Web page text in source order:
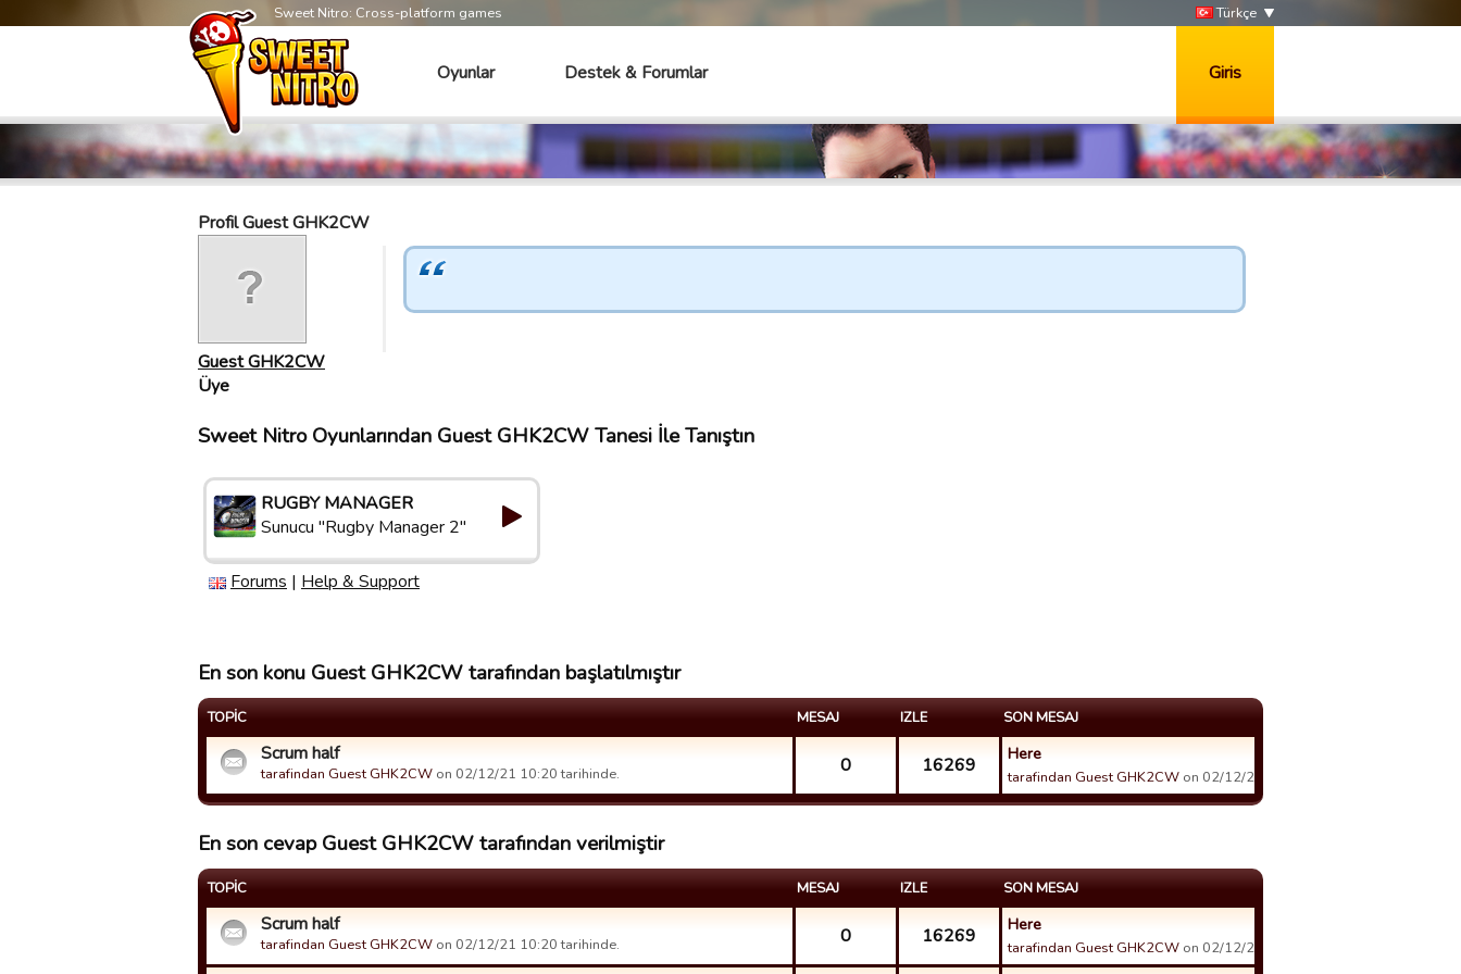
Sweet Nitro: Cross-platform games Türkçe
Oyunlar Destek & Forumlar Giris
Profil Guest GHK2CW
Guest GHK2CW
Üye
Sweet Nitro Oyunlarından Guest GHK2CW Tanesi İle Tanıştın
RUGBY MANAGER
Sunucu "Rugby Manager 2"
Forums | Help & Support
En son konu Guest GHK2CW tarafından başlatılmıştır
TOPIC MESAJ IZLE SON MESAJ
Scrum half
tarafindan Guest GHK2CW on 02/12/21 10:20 tarihinde. 0 16269 Here
tarafindan Guest GHK2CW on 02/12/21 10:20 tarihinde.
En son cevap Guest GHK2CW tarafından verilmiştir
TOPIC MESAJ IZLE SON MESAJ
Scrum half
tarafindan Guest GHK2CW on 02/12/21 10:20 tarihinde. 0 16269 Here
tarafindan Guest GHK2CW on 02/12/21 10:20 tarihinde.